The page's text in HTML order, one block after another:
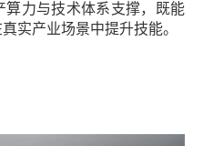
算力与技术体系支撑，既能
实产业场景中提升技能。